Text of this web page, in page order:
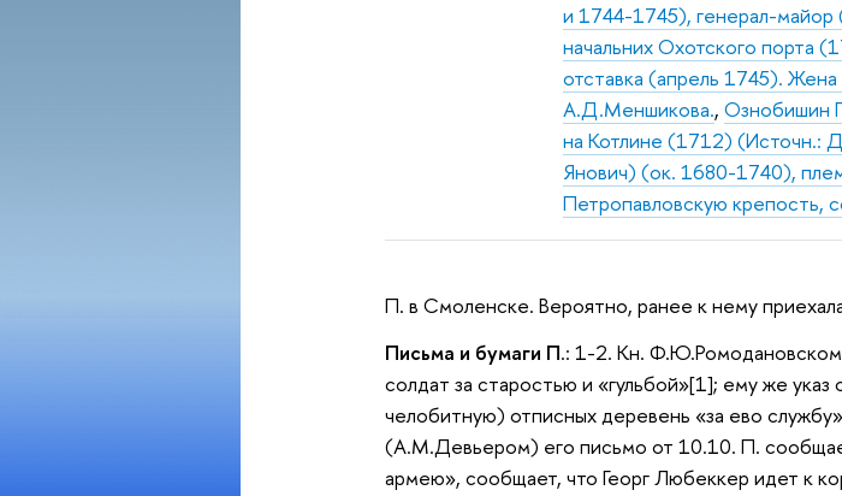
и 1744-1745), генерал-майор
начальних Охотского порта
отставка (апрель 1745).
А.Д.Меншикова.,Ознобишин
на Котлине (1712) (Источн.:
Янович) (ок. 1680-1740),
Петропавловскую крепость,
П. в Смоленске. Вероятно, ранее к нему
Письма и бумаги П.: 1-2. Кн.
солдат за старостью и «гульбой»[1]; ему же
челобитную) отписных деревень «за ево
(А.М.Девьером) его письмо от 10.10. П.
армею», сообщает, что Георг Любеккер идет к